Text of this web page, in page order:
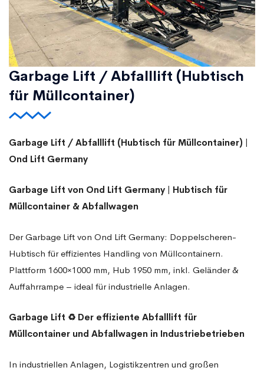
Garbage Lift / Abfalllift (Hubtisch
für Müllcontainer)
Garbage Lift / Abfalllift (Hubtisch für Müllcontainer) |
Ond Lift Germany
Garbage Lift von Ond Lift Germany | Hubtisch für
Müllcontainer & Abfallwagen
Der Garbage Lift von Ond Lift Germany: Doppelscheren-
Hubtisch für effizientes Handling von Müllcontainern.
Plattform 1600×1000 mm, Hub 1950 mm, inkl. Geländer &
Auffahrrampe – ideal für industrielle Anlagen.
Garbage Lift ♻️ Der effiziente Abfalllift für
Müllcontainer und Abfallwagen in Industriebetrieben
In industriellen Anlagen, Logistikzentren und großen